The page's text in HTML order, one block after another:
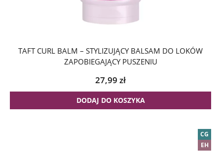
TAFT CURL BALM – STYLIZUJĄCY BALSAM DO LOKÓW
ZAPOBIEGAJĄCY PUSZENIU
27,99 zł
DODAJ DO KOSZYKA
CG
EH